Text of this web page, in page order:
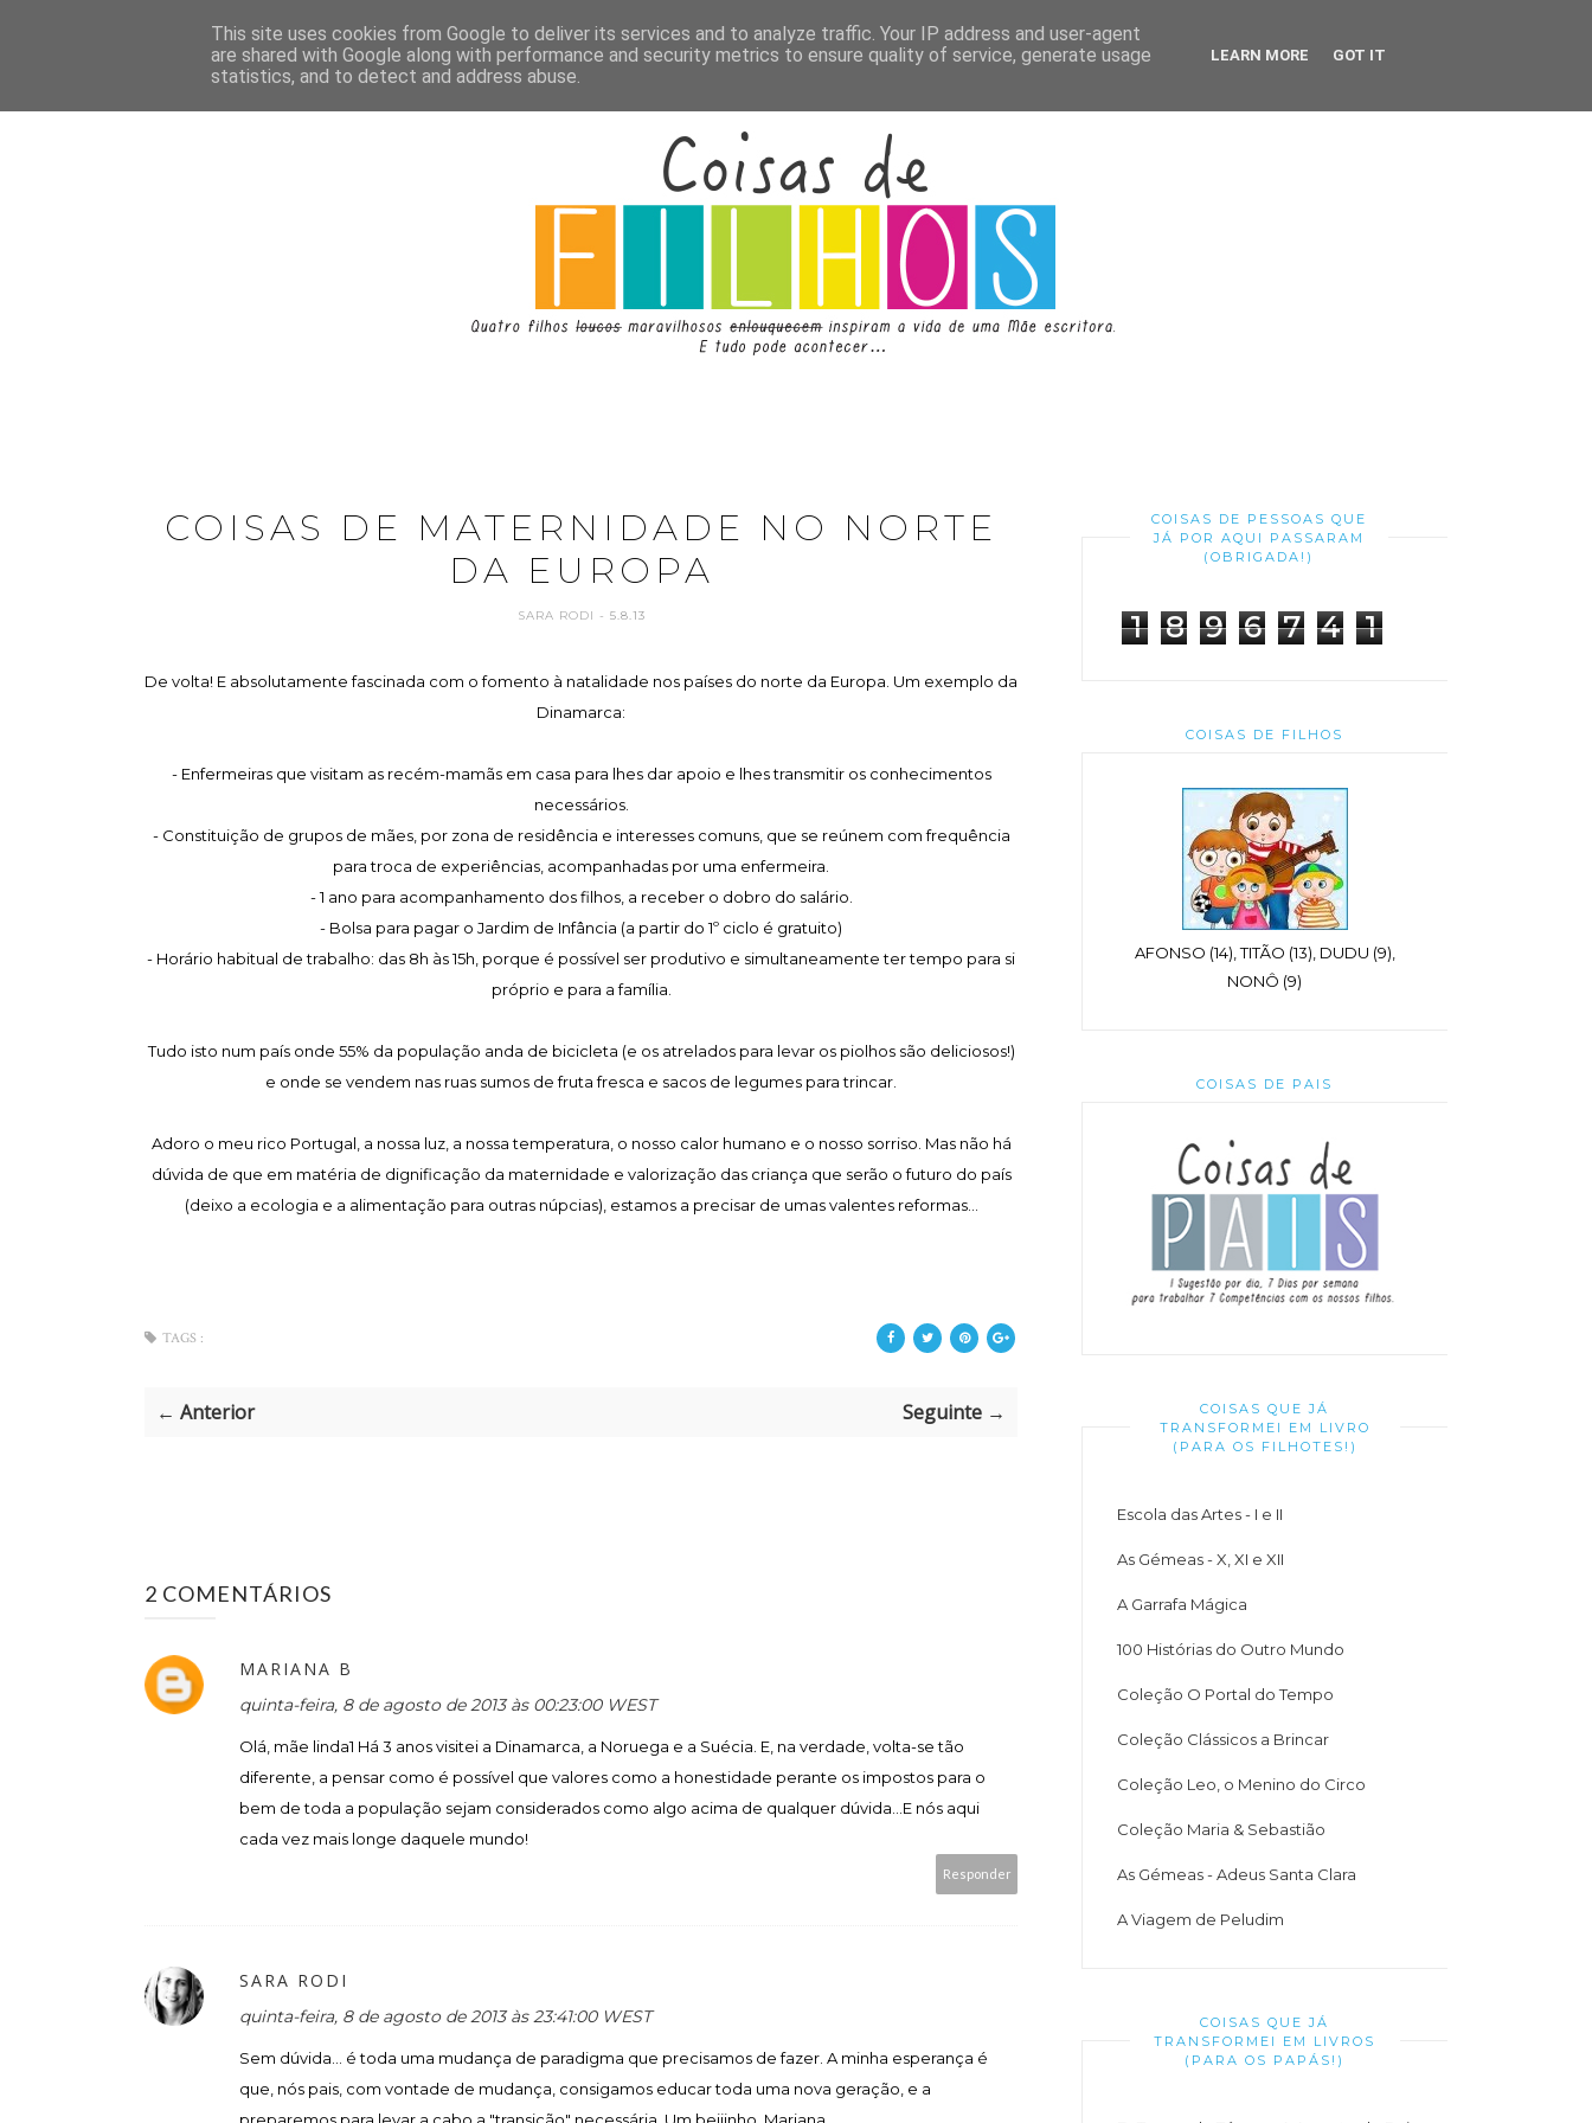
COISAS DE MATERNIDADE NO NORTE
DA EUROPA
SARA RODI - 5.8.13
De volta! E absolutamente fascinada com o fomento à natalidade nos países do norte da Europa. Um exemplo da
Dinamarca:
- Enfermeiras que visitam as recém-mamãs em casa para lhes dar apoio e lhes transmitir os conhecimentos
necessários.
- Constituição de grupos de mães, por zona de residência e interesses comuns, que se reúnem com frequência
para troca de experiências, acompanhadas por uma enfermeira.
- 1 ano para acompanhamento dos filhos, a receber o dobro do salário.
- Bolsa para pagar o Jardim de Infância (a partir do 1º ciclo é gratuito)
- Horário habitual de trabalho: das 8h às 15h, porque é possível ser produtivo e simultaneamente ter tempo para si
próprio e para a família.
Tudo isto num país onde 55% da população anda de bicicleta (e os atrelados para levar os piolhos são deliciosos!)
e onde se vendem nas ruas sumos de fruta fresca e sacos de legumes para trincar.
Adoro o meu rico Portugal, a nossa luz, a nossa temperatura, o nosso calor humano e o nosso sorriso. Mas não há
dúvida de que em matéria de dignificação da maternidade e valorização das criança que serão o futuro do país
(deixo a ecologia e a alimentação para outras núpcias), estamos a precisar de umas valentes reformas...
TAGS :
← Anterior Seguinte →
2 COMENTÁRIOS
MARIANA B
quinta-feira, 8 de agosto de 2013 às 00:23:00 WEST
Olá, mãe linda1 Há 3 anos visitei a Dinamarca, a Noruega e a Suécia. E, na verdade, volta-se tão
diferente, a pensar como é possível que valores como a honestidade perante os impostos para o
bem de toda a população sejam considerados como algo acima de qualquer dúvida...E nós aqui
cada vez mais longe daquele mundo!
Responder
SARA RODI
quinta-feira, 8 de agosto de 2013 às 23:41:00 WEST
Sem dúvida... é toda uma mudança de paradigma que precisamos de fazer. A minha esperança é
que, nós pais, com vontade de mudança, consigamos educar toda uma nova geração, e a
COISAS DE PESSOAS QUE
JÁ POR AQUI PASSARAM
(OBRIGADA!)
1 8 9 6 7 4 1
COISAS DE FILHOS
AFONSO (14), TITÃO (13), DUDU (9),
NONÔ (9)
COISAS DE PAIS
COISAS QUE JÁ
TRANSFORMEI EM LIVRO
(PARA OS FILHOTES!)
Escola das Artes - I e II
As Gémeas - X, XI e XII
A Garrafa Mágica
100 Histórias do Outro Mundo
Coleção O Portal do Tempo
Coleção Clássicos a Brincar
Coleção Leo, o Menino do Circo
Coleção Maria & Sebastião
As Gémeas - Adeus Santa Clara
A Viagem de Peludim
COISAS QUE JÁ
TRANSFORMEI EM LIVROS
(PARA OS PAPÁS!)
This site uses cookies from Google to deliver its services and to analyze traffic. Your IP address and user-agent
are shared with Google along with performance and security metrics to ensure quality of service, generate usage
statistics, and to detect and address abuse.
LEARN MORE GOT IT